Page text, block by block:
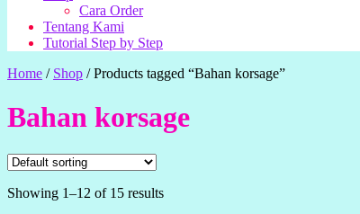
Cara Order
Tentang Kami
Tutorial Step by Step
Home / Shop /Products tagged “Bahan korsage”
Bahan korsage
Showing 1–12 of 15 results